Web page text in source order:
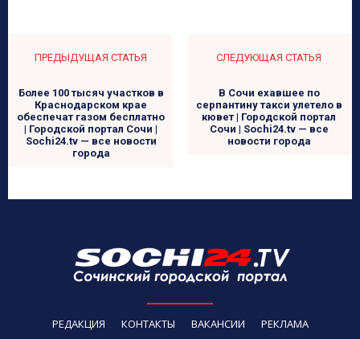
ПРЕДЫДУЩАЯ СТАТЬЯ
Более 100 тысяч участков в
Краснодарском крае
обеспечат газом бесплатно
| Городской портал Сочи |
Sochi24.tv — все новости
города
СЛЕДУЮЩАЯ СТАТЬЯ
В Сочи ехавшее по
серпантину такси улетело в
кювет | Городской портал
Сочи | Sochi24.tv — все
новости города
РЕДАКЦИЯ КОНТАКТЫ ВАКАНСИИ РЕКЛАМА